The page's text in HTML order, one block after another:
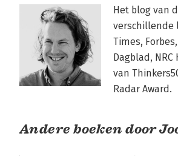
Het blog van
verschillende
Times,
Dagblad,
van
Radar Award.
Andere boeken door